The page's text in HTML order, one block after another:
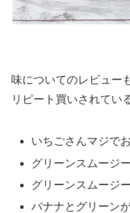
味についてのレビュー
リピート買いされてい
いちごさんマジで
グリーンスムージ
グリーンスムージ
バナナとグリーン